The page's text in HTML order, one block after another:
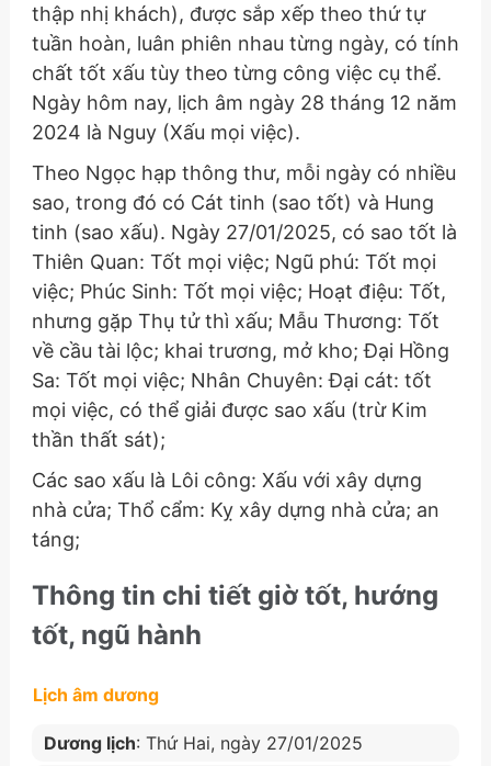
thập nhị khách), được sắp xếp theo thứ tự
tuần hoàn, luân phiên nhau từng ngày, có tính
chất tốt xấu tùy theo từng công việc cụ thể.
Ngày hôm nay, lịch âm ngày 28 tháng 12 năm
2024 là Nguy (Xấu mọi việc).
Theo Ngọc hạp thông thư, mỗi ngày có nhiều
sao, trong đó có Cát tinh (sao tốt) và Hung
tinh (sao xấu). Ngày 27/01/2025, có sao tốt là
Thiên Quan: Tốt mọi việc; Ngũ phú: Tốt mọi
việc; Phúc Sinh: Tốt mọi việc; Hoạt điệu: Tốt,
nhưng gặp Thụ tử thì xấu; Mẫu Thương: Tốt
về cầu tài lộc; khai trương, mở kho; Đại Hồng
Sa: Tốt mọi việc; Nhân Chuyên: Đại cát: tốt
mọi việc, có thể giải được sao xấu (trừ Kim
thần thất sát);
Các sao xấu là Lôi công: Xấu với xây dựng
nhà cửa; Thổ cẩm: Kỵ xây dựng nhà cửa; an
táng;
Thông tin chi tiết giờ tốt, hướng
tốt, ngũ hành
Lịch âm dương
Dương lịch: Thứ Hai, ngày 27/01/2025